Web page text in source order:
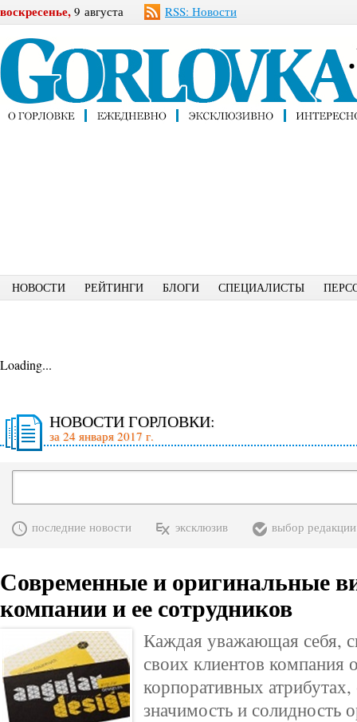
воскресенье, 9 августа RSS: Новости
НОВОСТИ РЕЙТИНГИ БЛОГИ СПЕЦИАЛИСТЫ
Loading...
НОВОСТИ ГОРЛОВКИ:
за 24 января 2017 г.
последние новости эксклюзив выбор редакции
Современные и оригинальные
компании и ее сотрудников
Каждая уважающая себя,
своих клиентов компания
корпоративных
значимость и солидность